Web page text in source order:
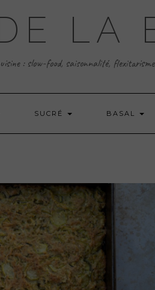
LA
: slow-food, saisonnalité,
SUCRÉ BASAL